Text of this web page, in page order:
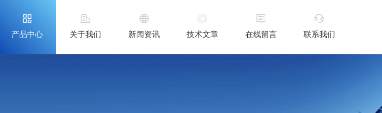
产品中心 关于我们 新闻资讯 技术文章 在线留言 联系我们